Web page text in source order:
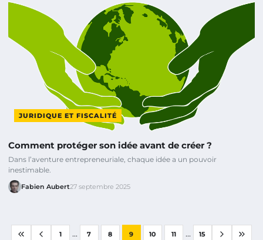
JURIDIQUE ET FISCALITÉ
Comment protéger son idée avant de créer ?
Dans l’aventure entrepreneuriale, chaque idée a un pouvoir
inestimable.
Fabien Aubert27 septembre 2025
1 ... 7 8 9 10 11 ... 15